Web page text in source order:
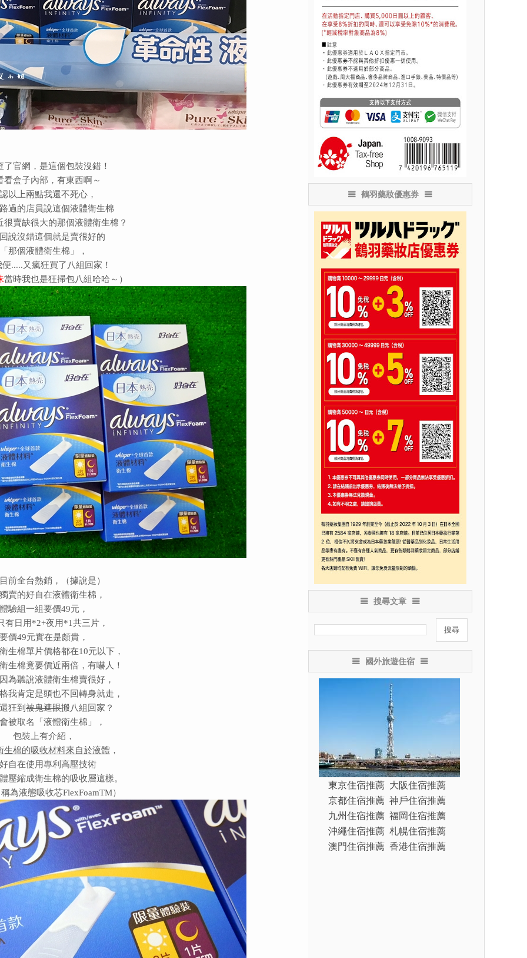
了官網，是這個包裝沒錯！
看盒子內部，有東西啊～
以上兩點我還不死心，
過的店員說這個液體衛生棉
很賣缺很大的那個液體衛生棉？
說沒錯這個就是賣很好的
「那個液體衛生棉」，
.....又瘋狂買了八組回家！
當時我也是狂掃包八組哈哈～）
前全台熱銷，
（據說是）
賣的好自在液體衛生棉，
驗組一組要價49元，
有日用*2+夜用*1共三片，
價49元實在是頗貴，
生棉單片價格都在10元以下，
生棉竟要價近兩倍，有嚇人！
為聽說液體衛生棉賣很好，
我肯定是頭也不回轉身就走，
狂到被鬼遮眼搬八組回家？
被取名「液體衛生棉」，
包裝上有介紹，
生棉的吸收材料來自於液體 ，
自在使用專利高壓技術
壓縮成衛生棉的吸收層這樣。
為液態吸收芯FlexFoamTM）
鶴羽藥妝優惠券
搜尋文章
國外旅遊住宿
東京住宿推薦 大阪住宿推薦
京都住宿推薦 神戶住宿推薦
九州住宿推薦 福岡住宿推薦
沖繩住宿推薦 札幌住宿推薦
澳門住宿推薦 香港住宿推薦